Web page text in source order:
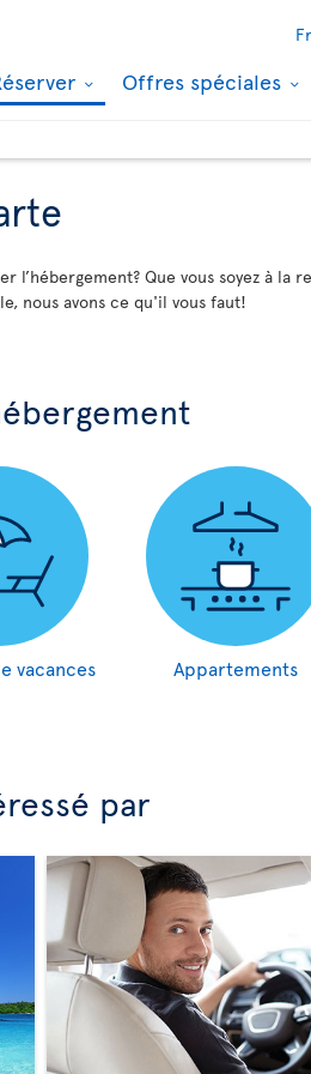
Offres spéciales
l’hébergement? Que vous soyez à la
nous avons ce qu'il vous faut!
vacances Appartements
par